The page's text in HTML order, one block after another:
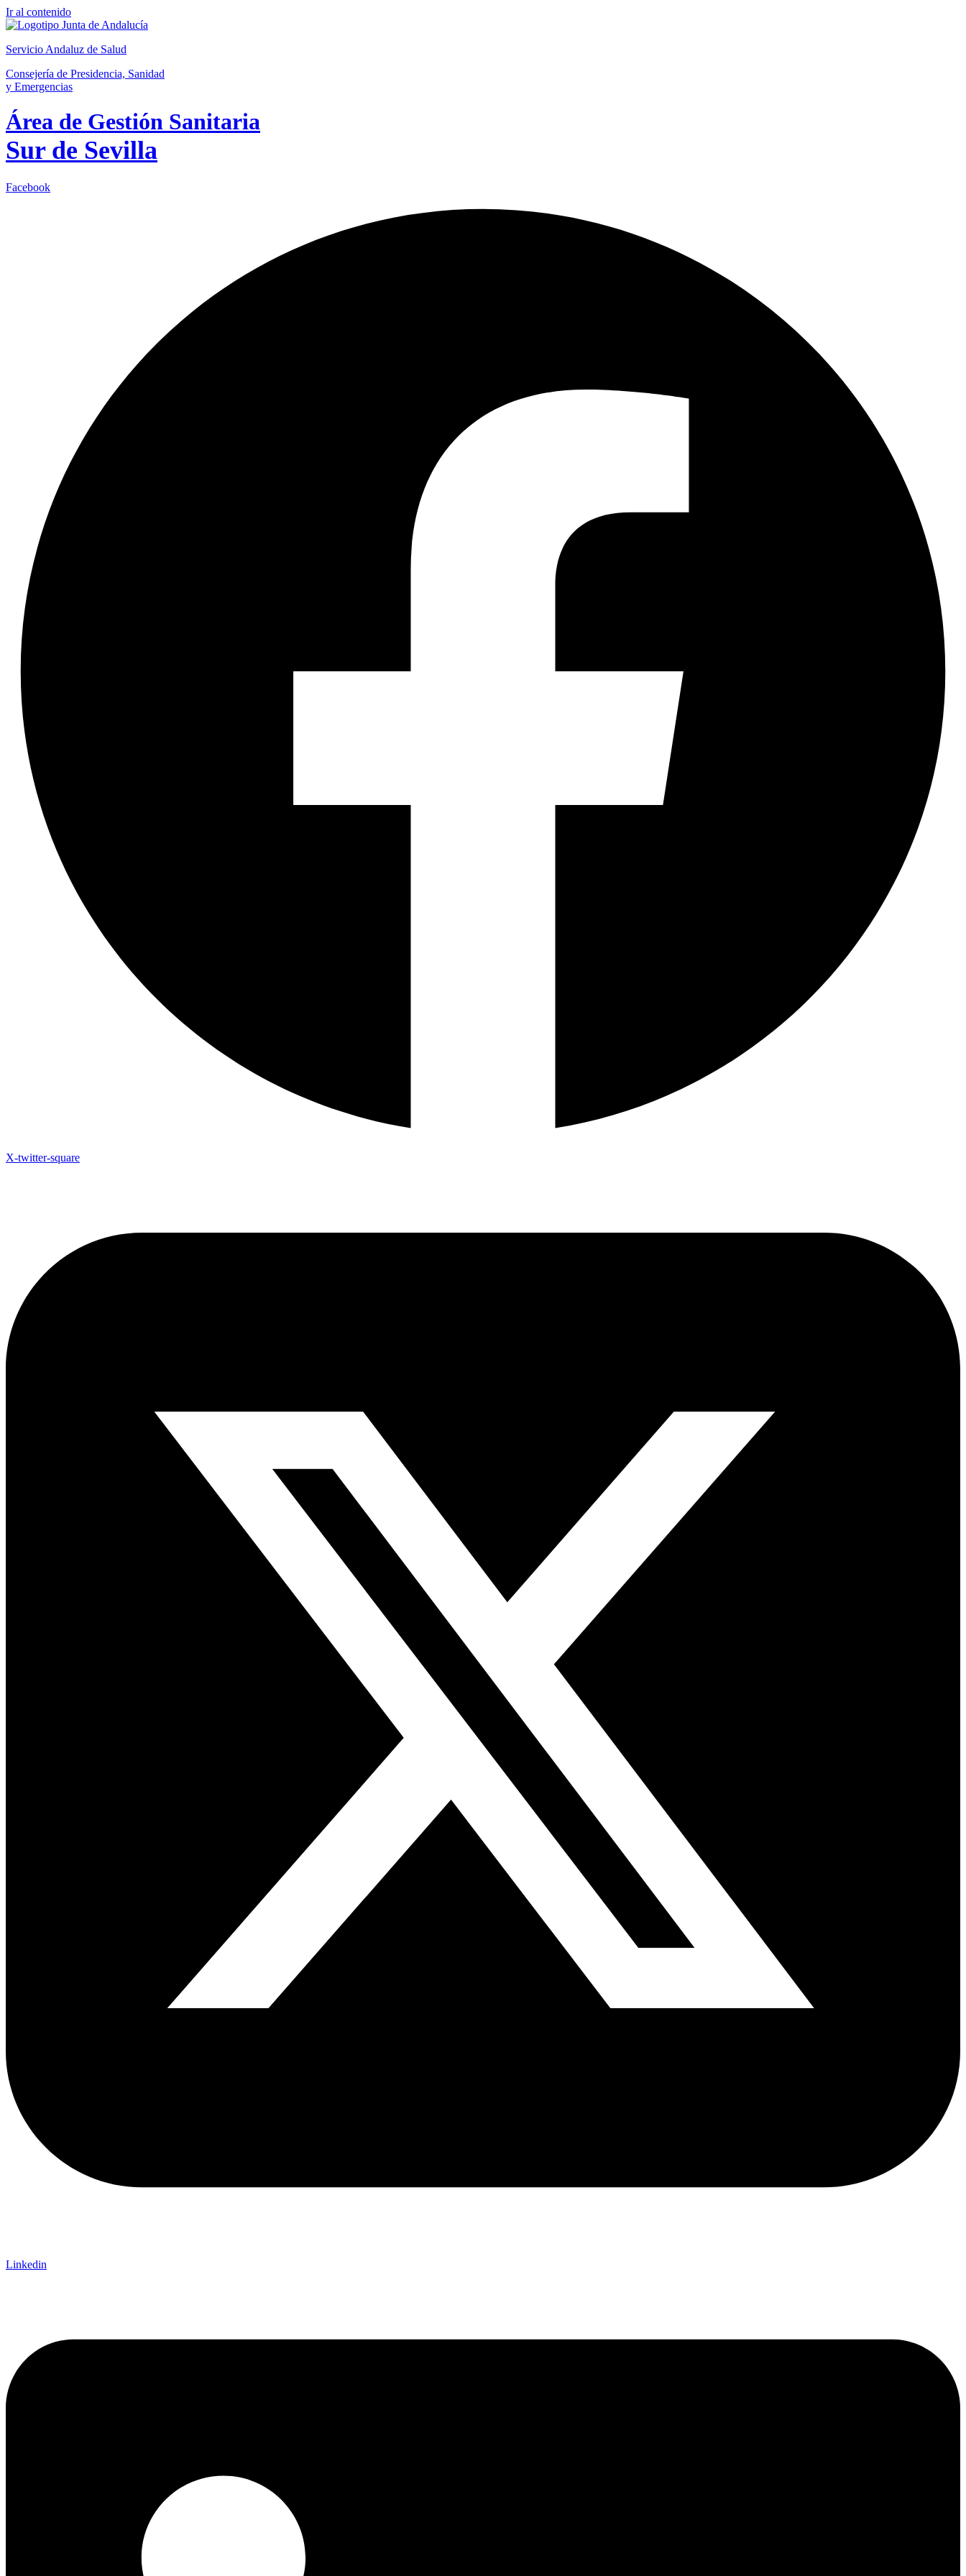
Ir al contenido
Servicio Andaluz de Salud
Consejería de Presidencia, Sanidad
y Emergencias
Área de Gestión Sanitaria
Sur de Sevilla
Facebook
X-twitter-square
Linkedin